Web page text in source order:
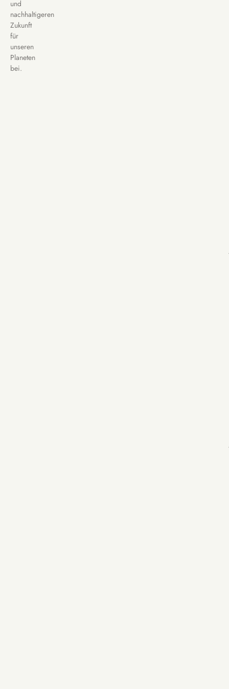
und
nachhaltigeren
Zukunft
für
unseren
Planeten
bei.